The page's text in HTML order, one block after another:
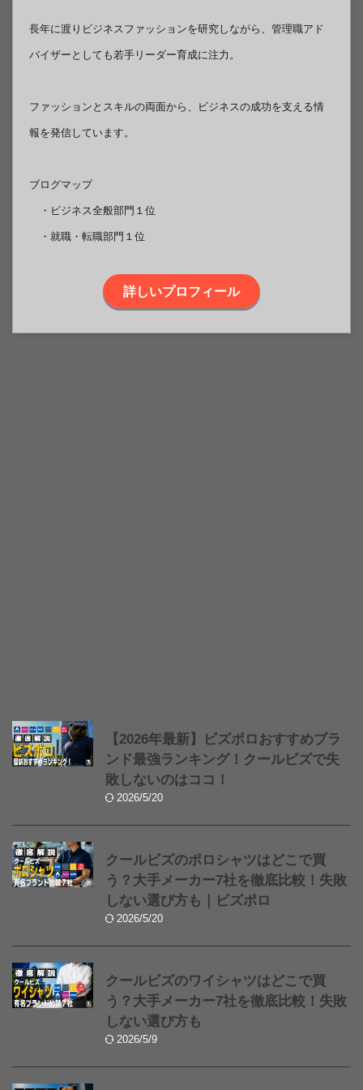
長年に渡りビジネスファッションを研究しながら、管理職アド
バイザーとしても若手リーダー育成に注力。
ファッションとスキルの両面から、ビジネスの成功を支える情
報を発信しています。
ブログマップ
・ビジネス全般部門１位
・就職・転職部門１位
詳しいプロフィール
【2026年最新】ビズポロおすすめブラ
ンド最強ランキング！クールビズで失
敗しないのはココ！
2026/5/20
クールビズのポロシャツはどこで買
う？大手メーカー7社を徹底比較！失敗
しない選び方も｜ビズポロ
2026/5/20
クールビズのワイシャツはどこで買
う？大手メーカー7社を徹底比較！失敗
しない選び方も
2026/5/9